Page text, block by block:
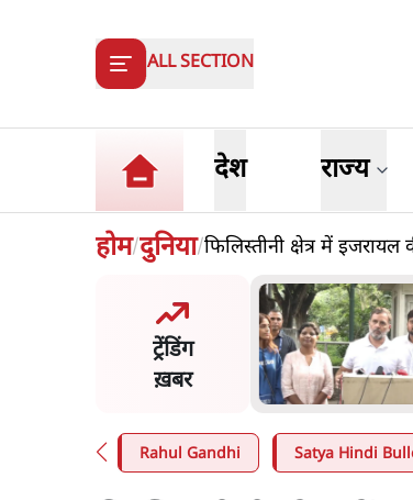
ALL SECTION
देश राज्य
होम/दुनिया/फिलिस्तीनी क्षेत्र में
ट्रेंडिंग
ख़बर
किया जा रहा है, पर मोदी-
बोलने की हिम्मत नहीं'- राहुल
Rahul Gandhi Satya Hindi